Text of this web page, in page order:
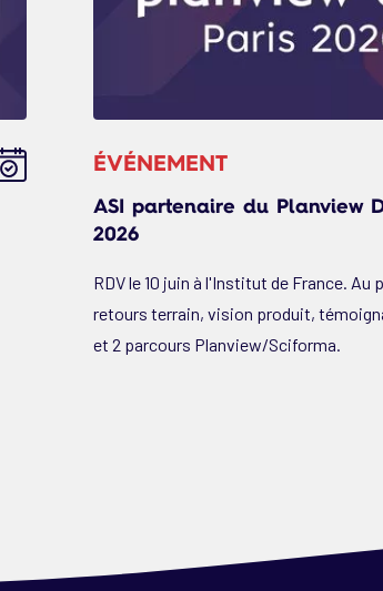
ÉVÉNEMENT
ASI partenaire du Planview
2026
RDV le 10 juin à l'Institut de France. Au
retours terrain, vision produit,
et 2 parcours Planview/Sciforma.